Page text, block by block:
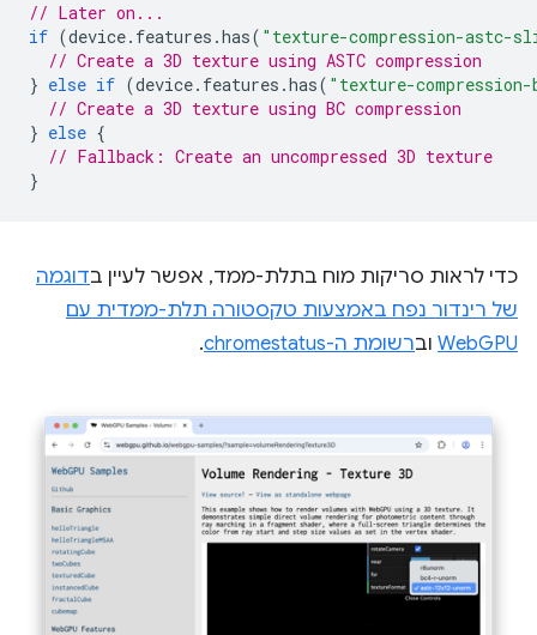
// Later on...
if (device. features .has( "texture-compression-astc-
// Create a 3D texture using ASTC compression
} else if (device. features .has( "texture-
// Create a 3D texture using BC compression
} else {
// Fallback: Create an uncompressed 3D texture
}
כדי לראות סריקות מוח בתלת-ממד, אפשר לעיין בדוגמה
של רינדור נפח באמצעות טקסטורה תלת-ממדית עם
WebGPU וברשומת ה-chromestatus .